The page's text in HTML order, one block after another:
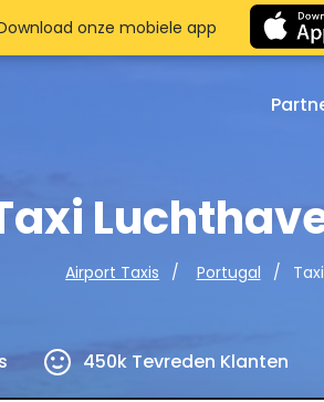
Airport Taxis Portugal
450k Tevreden Klanten
onze mobiele app